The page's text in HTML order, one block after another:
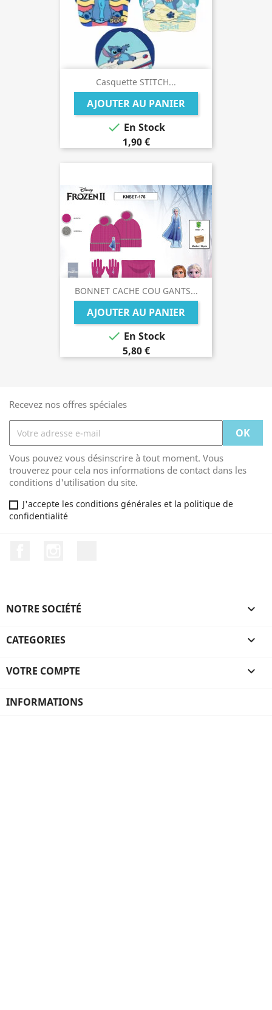
Casquette STITCH...
AJOUTER AU PANIER
 En Stock
1,90 €
BONNET CACHE COU GANTS...
AJOUTER AU PANIER
 En Stock
5,80 €
Recevez nos offres spéciales
Vous pouvez vous désinscrire à tout moment. Vous
trouverez pour cela nos informations de contact dans les
conditions d'utilisation du site.
J'accepte les conditions générales et la politique de
confidentialité
NOTRE SOCIÉTÉ 
CATEGORIES 
VOTRE COMPTE 
INFORMATIONS